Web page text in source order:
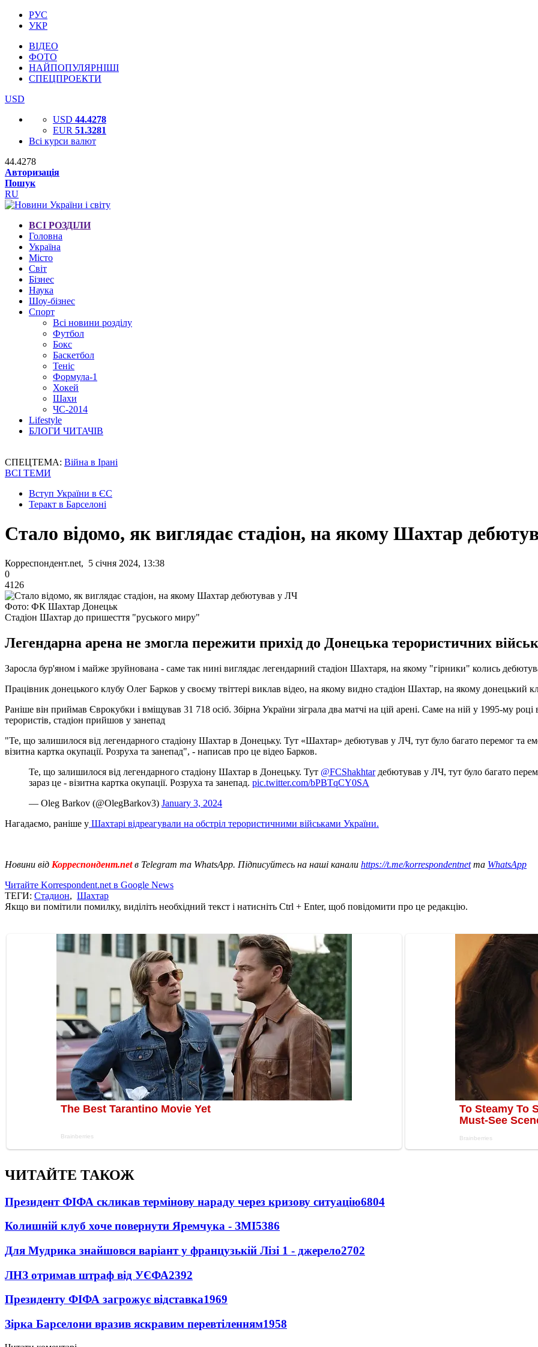
РУС
УКР
ВІДЕО
ФОТО
НАЙПОПУЛЯРНІШІ
СПЕЦПРОЕКТИ
USD
USD 44.4278
EUR 51.3281
Всі курси валют
44.4278
Авторизація
Пошук
RU
ВСІ РОЗДІЛИ
Головна
Україна
Місто
Світ
Бізнес
Наука
Шоу-бізнес
Спорт
Всі новини розділу
Футбол
Бокс
Баскетбол
Теніс
Формула-1
Хокей
Шахи
ЧС-2014
Lifestyle
БЛОГИ ЧИТАЧІВ
СПЕЦТЕМА: Війна в Ірані
ВСІ ТЕМИ
Вступ України в ЄС
Теракт в Барселоні
Стало відомо, як виглядає стадіон, на якому Шахтар
Корреспондент.net, 5 січня 2024, 13:38
0
4126
Фото: ФК Шахтар Донецьк
Стадіон Шахтар до пришесття "руського миру"
Легендарна арена не змогла пережити прихід до Донецька терористичних
Заросла бур'яном і майже зруйнована - саме так нині виглядає легендарний стадіон Шахтаря, на якому "гірники" колись
Працівник донецького клубу Олег Барков у своєму твіттері виклав відео, на якому видно стадіон Шахтар, на якому донецький
Раніше він приймав Єврокубки і вміщував 31 718 осіб. Збірна України зіграла два матчі на цій арені. Саме на ній у 1995-му
терористів, стадіон прийшов у занепад
"Те, що залишилося від легендарного стадіону Шахтар в Донецьку. Тут «Шахтар» дебютував у ЛЧ, тут було багато перемог та
візитна картка окупації. Розруха та занепад", - написав про це відео Барков.
Те, що залишилося від легендарного стадіону Шахтар в Донецьку. Тут @FCShakhtarдебютував у ЛЧ, тут було багато
зараз це - візитна картка окупації. Розруха та занепад. pic.twitter.com/bPBTqCY0SA
— Oleg Barkov (@OlegBarkov3) January 3, 2024
Нагадаємо, раніше у Шахтарі відреагували на обстріл терористичними військами України.
Новини від Корреспондент.netв Telegram та WhatsApp. Підписуйтесь на наші канали https://t.me/korrespondentnetта WhatsApp
Читайте Korrespondent.net в Google News
ТЕГИ: Стадион, Шахтар
Якщо ви помітили помилку, виділіть необхідний текст і натисніть Ctrl + Enter, щоб повідомити про це редакцію.
ЧИТАЙТЕ ТАКОЖ
Президент ФІФА скликав термінову нараду через кризову ситуацію6804
Колишній клуб хоче повернути Яремчука - ЗМІ5386
Для Мудрика знайшовся варіант у французькій Лізі 1 - джерело2702
ЛНЗ отримав штраф від УЄФА2392
Президенту ФІФА загрожує відставка1969
Зірка Барселони вразив яскравим перевтіленням1958